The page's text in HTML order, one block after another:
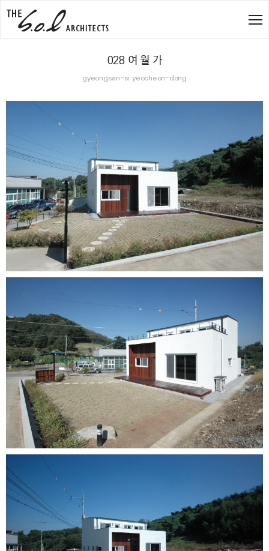
028 여 월 가
gyeongsan-si yeocheon-dong